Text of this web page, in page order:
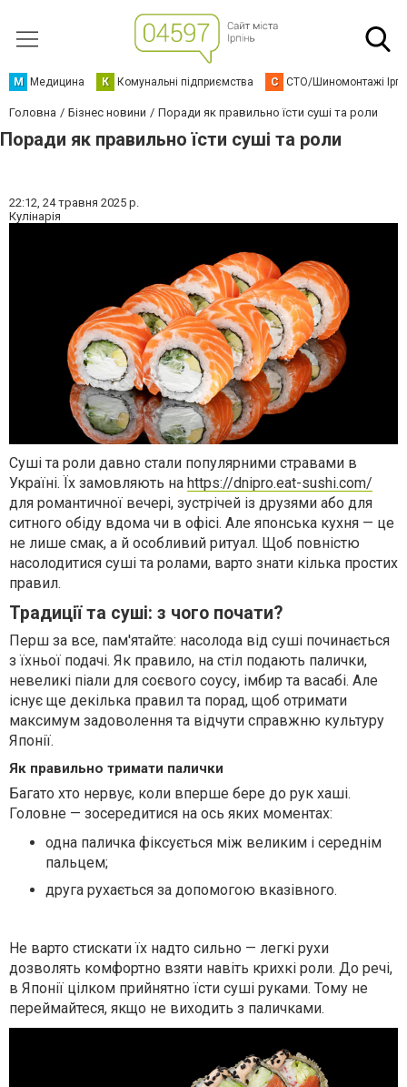
М Медицина К Комунальні підприємства С СТО/Шиномонтажі
Головна Бізнес новини Поради як правильно їсти суші та роли
Поради як правильно їсти суші та роли
22:12, 24 травня 2025 р.
Кулінарія
Суші та роли давно стали популярними стравами в
Україні. Їх замовляють на https://dnipro.eat-sushi.com/
для романтичної вечері, зустрічей із друзями або для
ситного обіду вдома чи в офісі. Але японська кухня — це
не лише смак, а й особливий ритуал. Щоб повністю
насолодитися суші та ролами, варто знати кілька простих
правил.
Традиції та суші: з чого почати?
Перш за все, пам'ятайте: насолода від суші починається
з їхньої подачі. Як правило, на стіл подають палички,
невеликі піали для соєвого соусу, імбир та васабі. Але
існує ще декілька правил та порад, щоб отримати
максимум задоволення та відчути справжню культуру
Японії.
Як правильно тримати палички
Багато хто нервує, коли вперше бере до рук хаші.
Головне — зосередитися на ось яких моментах:
одна паличка фіксується між великим і середнім
пальцем;
друга рухається за допомогою вказівного.
Не варто стискати їх надто сильно — легкі рухи
дозволять комфортно взяти навіть крихкі роли. До речі,
в Японії цілком прийнятно їсти суші руками. Тому не
переймайтеся, якщо не виходить з паличками.